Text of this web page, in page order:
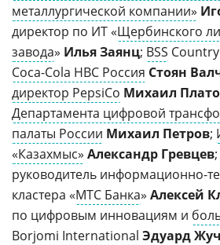
металлургической компании»
директор по ИТ «Щербинского
завода» Илья Заянц; BSS
Coca-Cola HBC Россия Стоян
директор PepsiCo Михаил
Департамента цифровой
палаты России Михаил Петров;
«Казахмыс» Александр Гревцев
руководитель информационно-
кластера «МТС Банка» Алексей
по цифровым инновациям и
Borjomi International Эдуард